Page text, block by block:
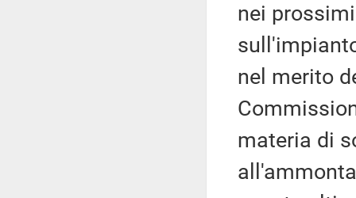
nei
nel merito
materia di